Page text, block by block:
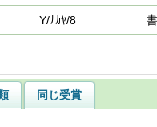
Y/ﾅｶﾔ/8
同じ受賞